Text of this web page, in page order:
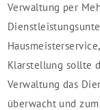
Verwaltung per
Klarstellung sollte
Verwaltung das
überwacht und